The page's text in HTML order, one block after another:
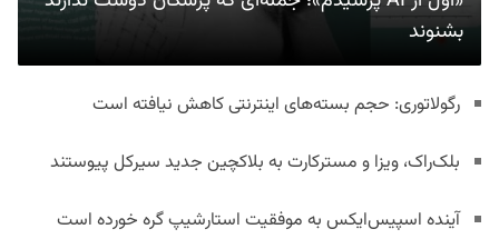
بشنوند
رگولاتوری: حجم بسته‌های اینترنتی کاهش نیافته است
بلک‌راک، ویزا و مسترکارت به بلاکچین جدید سیرکل پیوستند
آینده اسپیس‌ایکس به موفقیت استارشیپ گره خورده است